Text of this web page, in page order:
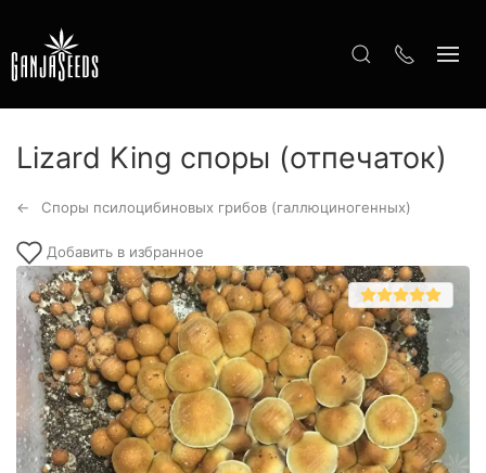
Lizard King споры (отпечаток)
Споры псилоцибиновых грибов (галлюциногенных)
Добавить в избранное